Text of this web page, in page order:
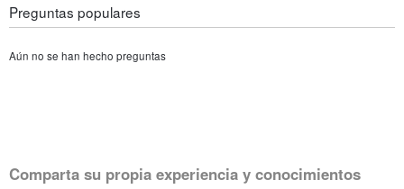
Preguntas populares
Aún no se han hecho preguntas
Comparta su propia experiencia y conocimientos